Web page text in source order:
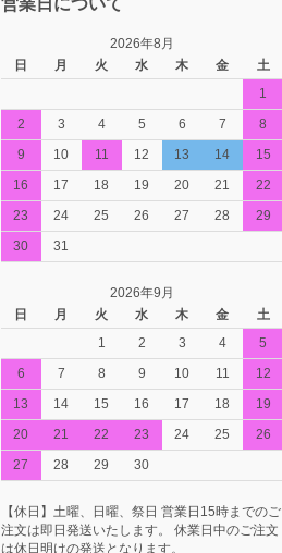
2026年8月
日
月 火 水 木 金
土
1
2
3 4 5 6 7
8
9
10 11 12 13 14
15
16
17 18 19 20 21
22
23
24 25 26 27 28
29
30
31
2026年9月
日
月 火 水 木 金
土
1
2 3 4
5
6
7 8 9 10 11
12
13
14 15 16 17 18
19
20
21 22 23 24 25
26
27
28 29 30
【休日】土曜、日曜、祭日 営業日15時までのご
注文は即日発送いたします。 休業日中のご注文
は休日明けの発送となります。